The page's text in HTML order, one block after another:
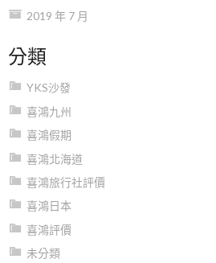
2019 年 7 月
分類
YKS沙發
喜鴻九州
喜鴻假期
喜鴻北海道
喜鴻旅行社評價
喜鴻日本
喜鴻評價
未分類